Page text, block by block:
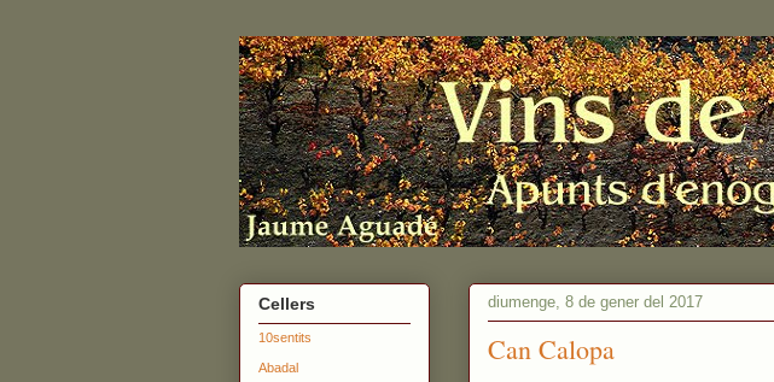
diumenge, 8 de gener del 2017
Can Calopa
Cellers
10sentits
Abadal